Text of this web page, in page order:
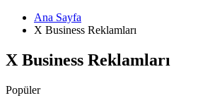
Ana Sayfa
X Business Reklamları
X Business Reklamları
Popüler